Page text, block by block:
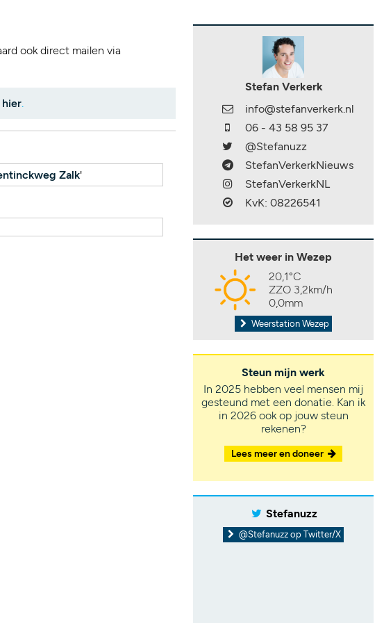
ook direct mailen via
hier.
Zalk'
Stefan Verkerk
info@stefanverkerk.nl
06 - 43 58 95 37
@Stefanuzz
StefanVerkerkNieuws
StefanVerkerkNL
KvK: 08226541
Het weer in Wezep
20,1°C
ZZO 3,2km/h
0,0mm
Weerstation Wezep
Steun mijn werk
In 2025 hebben veel mensen mij
gesteund met een donatie. Kan ik
in 2026 ook op jouw steun
rekenen?
Lees meer en doneer
Stefanuzz
@Stefanuzz op Twitter/X